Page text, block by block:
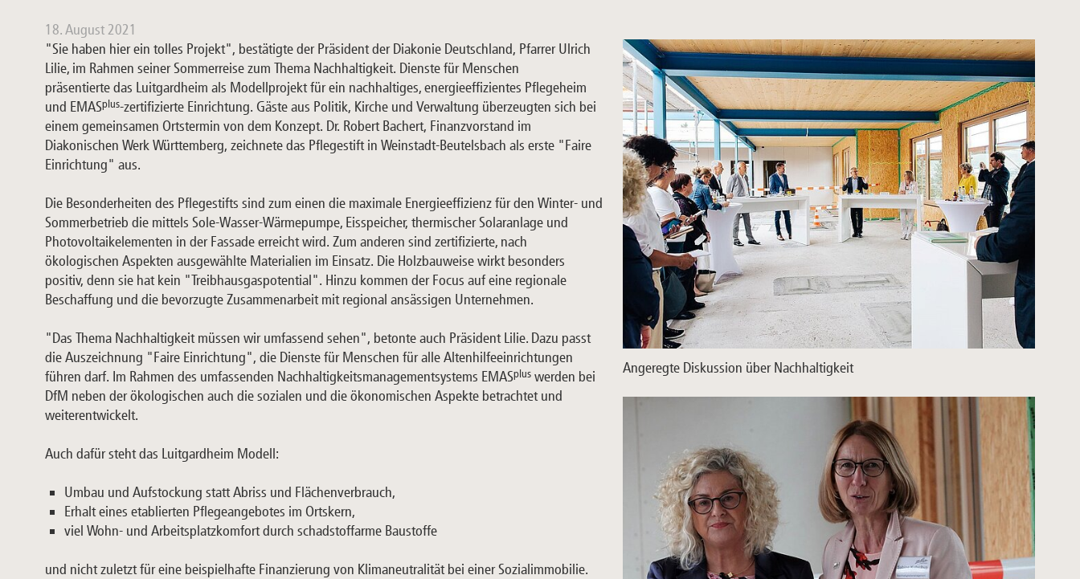
18. August 2021
Angeregte Diskussion über Nachhaltigkeit
"Sie haben hier ein tolles Projekt", bestätigte der Präsident der Diakonie Deutschland, Pfarrer Ulrich
Lilie, im Rahmen seiner Sommerreise zum Thema Nachhaltigkeit. Dienste für Menschen
präsentierte das Luitgardheim als Modellprojekt für ein nachhaltiges, energieeffizientes Pflegeheim
und EMASplus-zertifizierte Einrichtung. Gäste aus Politik, Kirche und Verwaltung überzeugten sich bei
einem gemeinsamen Ortstermin von dem Konzept. Dr. Robert Bachert, Finanzvorstand im
Diakonischen Werk Württemberg, zeichnete das Pflegestift in Weinstadt-Beutelsbach als erste "Faire
Einrichtung" aus.
Die Besonderheiten des Pflegestifts sind zum einen die maximale Energieeffizienz für den Winter- und
Sommerbetrieb die mittels Sole-Wasser-Wärmepumpe, Eisspeicher, thermischer Solaranlage und
Photovoltaikelementen in der Fassade erreicht wird. Zum anderen sind zertifizierte, nach
ökologischen Aspekten ausgewählte Materialien im Einsatz. Die Holzbauweise wirkt besonders
positiv, denn sie hat kein "Treibhausgaspotential". Hinzu kommen der Focus auf eine regionale
Beschaffung und die bevorzugte Zusammenarbeit mit regional ansässigen Unternehmen.
"Das Thema Nachhaltigkeit müssen wir umfassend sehen", betonte auch Präsident Lilie. Dazu passt
die Auszeichnung "Faire Einrichtung", die Dienste für Menschen für alle Altenhilfeeinrichtungen
führen darf. Im Rahmen des umfassenden Nachhaltigkeitsmanagementsystems EMASplus werden bei
DfM neben der ökologischen auch die sozialen und die ökonomischen Aspekte betrachtet und
weiterentwickelt.
Auch dafür steht das Luitgardheim Modell:
Umbau und Aufstockung statt Abriss und Flächenverbrauch,
Erhalt eines etablierten Pflegeangebotes im Ortskern,
viel Wohn- und Arbeitsplatzkomfort durch schadstoffarme Baustoffe
und nicht zuletzt für eine beispielhafte Finanzierung von Klimaneutralität bei einer Sozialimmobilie.